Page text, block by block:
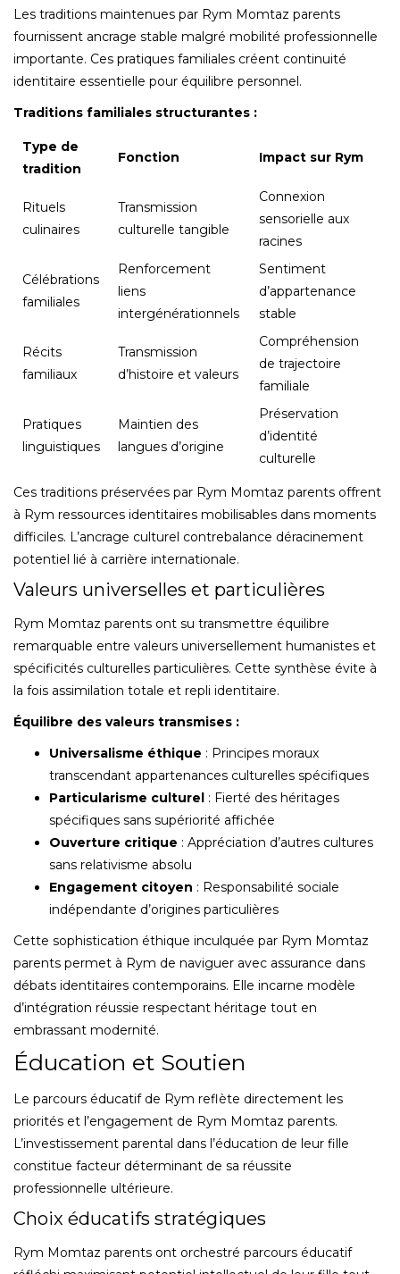
Les traditions maintenues par Rym Momtaz parents
fournissent ancrage stable malgré mobilité professionnelle
importante. Ces pratiques familiales créent continuité
identitaire essentielle pour équilibre personnel.
Traditions familiales structurantes :
Type de
tradition
Fonction Impact sur Rym
Rituels
culinaires
Transmission
culturelle tangible
Connexion
sensorielle aux
racines
Célébrations
familiales
Renforcement
liens
intergénérationnels
Sentiment
d’appartenance
stable
Récits
familiaux
Transmission
d’histoire et valeurs
Compréhension
de trajectoire
familiale
Pratiques
linguistiques
Maintien des
langues d’origine
Préservation
d’identité
culturelle
Ces traditions préservées par Rym Momtaz parents offrent
à Rym ressources identitaires mobilisables dans moments
difficiles. L’ancrage culturel contrebalance déracinement
potentiel lié à carrière internationale.
Valeurs universelles et particulières
Rym Momtaz parents ont su transmettre équilibre
remarquable entre valeurs universellement humanistes et
spécificités culturelles particulières. Cette synthèse évite à
la fois assimilation totale et repli identitaire.
Équilibre des valeurs transmises :
Universalisme éthique : Principes moraux
transcendant appartenances culturelles spécifiques
Particularisme culturel : Fierté des héritages
spécifiques sans supériorité affichée
Ouverture critique : Appréciation d’autres cultures
sans relativisme absolu
Engagement citoyen : Responsabilité sociale
indépendante d’origines particulières
Cette sophistication éthique inculquée par Rym Momtaz
parents permet à Rym de naviguer avec assurance dans
débats identitaires contemporains. Elle incarne modèle
d’intégration réussie respectant héritage tout en
embrassant modernité.
Éducation et Soutien
Le parcours éducatif de Rym reflète directement les
priorités et l’engagement de Rym Momtaz parents.
L’investissement parental dans l’éducation de leur fille
constitue facteur déterminant de sa réussite
professionnelle ultérieure.
Choix éducatifs stratégiques
Rym Momtaz parents ont orchestré parcours éducatif